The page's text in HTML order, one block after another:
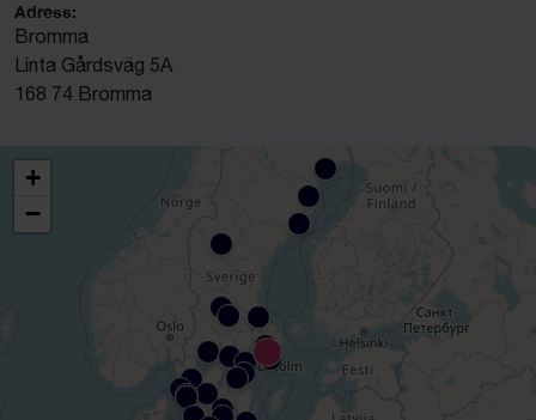
Adress:
Bromma
Linta Gårdsväg 5A
168 74 Bromma
+
−